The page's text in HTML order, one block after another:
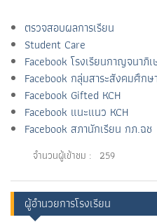
ตรวจสอบผลการเรียน
Student Care
Facebook โรงเรียนกาญจนาภิ
Facebook กลุ่มสาระสังคมศึกษ
Facebook Gifted KCH
Facebook แนะแนว KCH
Facebook สภานักเรียน กภ.ฉช
จำนวนผู้เข้าชม : 259
ผู้อำนวยการโรงเรียน